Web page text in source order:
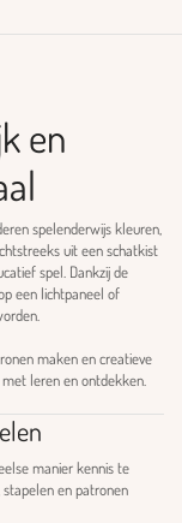
en
spelenderwijs kleuren,
uit een schatkist
spel. Dankzij de
een lichtpaneel of
maken en creatieve
leren en ontdekken.
manier kennis te
en patronen